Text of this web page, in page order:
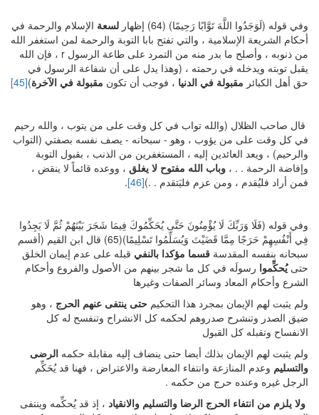
وفي قوله (لَوَجَدُوا اللَّهَ تَوَّابًا رَحِيمًا) (64) إظهار لسعة الإسلام والرحمة في
أحكام الشريعة الإسلامية ، والتي تفتح بابا التوبة والرحمة لمن استغفر الله
من ذنوبه ، وأصلح ما بدر منه من التمرد على طاعة الرسول r ، فإن الله
يقبل توبته ويدخله في رحمته ، (وهذا يدل على أن شفاعة الرسول في
حق أهل الكبائر مقبولة في الدنيا ، فوجب أن تكون مقبولة في الآخرة)
[45]
قال صاحب الظلال (والله تواب في كل وقت على من يتوب ، والله رحيم
في كل وقت على من يؤوب ، وهو - سبحانه - يصف نفسه بصفتي (التواب
والرحيم) ، ويعد العائدين إليه ، المستغفرين من الذنب ، بقبول التوبة
وإفاضة الرحمة . . ، وباب الله مفتوح لا يغلق ، ووعده قائماً لا ينقض ،
فمن أراد فليُقدم ، ومن عزم فليَتقدم . .)[46]
.
وفي قوله (فَلَا وَرَبِّكَ لَا يُؤْمِنُونَ حَتَّى يُحَكِّمُوكَ فِيمَا شَجَرَ بَيْنَهُمْ ثُمَّ لَا يَجِدُوا
فِي أَنْفُسِهِمْ حَرَجًا مِمَّا قَضَيْتَ وَيُسَلِّمُوا تَسْلِيمًا)(65) قال ابن القيم (أقسم
سبحانه بنفسه المقدسة قسما مؤكدا بالنفي قبله على عدم إيمان الخلق
حتىيُحكِّموا رسولَه في كل ما شجر بينهم من الأصول والفروع وأحكام
الشرع وأحكام المعاد وسائر الصفات وغيرها
ولم يثبت لهم الإيمان بمجرد هذا التحكيم حتى ينتفى عنهم الحرج ، وهو
ضيق الصدر وتنشرح صدروهم لحكمه كل الانشراح وتنفسح له كل
الانفساح وتقبله كل القبول
ولم يثبت لهم الإيمان بذلك أيضا حتى ينضاف إليه مقابلة حكمه الرضى
والتسليم وعدم المنازعة وانتفاء المعارضة والاعتراض ، فهنا قد يُحَكِّم
الرجل غيره وعنده حرج من حكمه .
ولا يلزم من انتفاء الحرج الرضا والتسليم والانقياد ، إذ قد يُحكِّمه وينتفى